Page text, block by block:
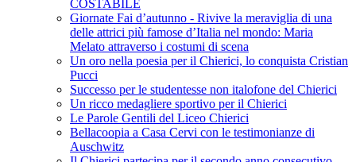
COSTABILE
Giornate Fai d’autunno - Rivive la meraviglia di una
delle attrici più famose d’Italia nel mondo: Maria
Melato attraverso i costumi di scena
Un oro nella poesia per il Chierici, lo conquista Cristian
Pucci
Successo per le studentesse non italofone del Chierici
Un ricco medagliere sportivo per il Chierici
Le Parole Gentili del Liceo Chierici
Bellacoopia a Casa Cervi con le testimonianze di
Auschwitz